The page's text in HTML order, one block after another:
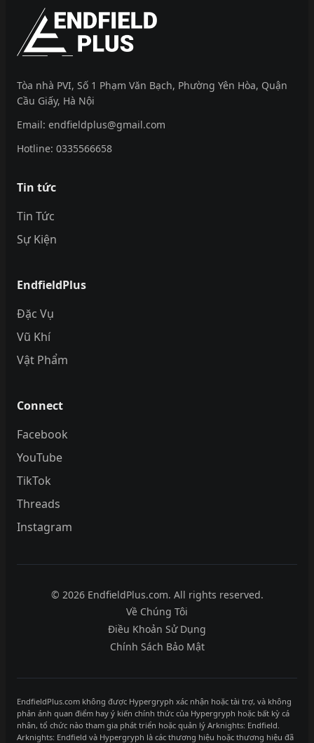
EndfieldPlus
Tòa nhà PVI, Số 1 Phạm Văn Bạch, Phường Yên Hòa, Quận
Cầu Giấy, Hà Nội
Email: endfieldplus@gmail.com
Hotline: 0335566658
Tin tức
Tin Tức
Sự Kiện
EndfieldPlus
Đặc Vụ
Vũ Khí
Vật Phẩm
Connect
Facebook
YouTube
TikTok
Threads
Instagram
© 2026 EndfieldPlus.com. All rights reserved.
Về Chúng Tôi
Điều Khoản Sử Dụng
Chính Sách Bảo Mật
EndfieldPlus.com không được Hypergryph xác nhận hoặc tài trợ, và không
phản ánh quan điểm hay ý kiến chính thức của Hypergryph hoặc bất kỳ cá
nhân, tổ chức nào tham gia phát triển hoặc quản lý Arknights: Endfield.
Arknights: Endfield và Hypergryph là các thương hiệu hoặc thương hiệu đã